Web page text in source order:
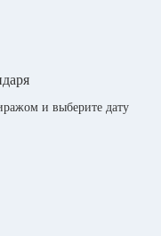
и выберите дату